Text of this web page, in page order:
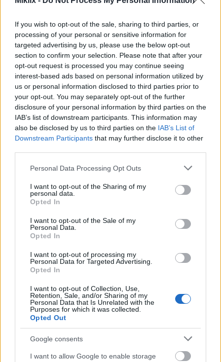
If you wish to opt-out of the sale, sharing to third parties, or
processing of your personal or sensitive information for
targeted advertising by us, please use the below opt-out
section to confirm your selection. Please note that after your
opt-out request is processed you may continue seeing
interest-based ads based on personal information utilized by
us or personal information disclosed to third parties prior to
your opt-out. You may separately opt-out of the further
disclosure of your personal information by third parties on the
IAB’s list of downstream participants. This information may
also be disclosed by us to third parties on the IAB’s List of
Downstream Participants that may further disclose it to other
Please note that this website/app uses one or more Google
not limited to your visit or usage behaviour. You may click to
grant or deny consent to Google and its third-party tags to
use your data for below specified purposes in below Google
consent section.
Personal Data Processing Opt Outs
I want to opt-out of the Sharing of my
personal data.
Opted In
I want to opt-out of the Sale of my
Personal Data.
Opted In
I want to opt-out of processing my
Personal Data for Targeted Advertising.
Opted In
I want to opt-out of Collection, Use,
Retention, Sale, and/or Sharing of my
Personal Data that Is Unrelated with the
Purposes for which it was collected.
Opted Out
Google consents
I want to allow Google to enable storage
bossu ;-)
Ako vam se svidio ovaj video, lajkajte ga i pretplatite
se naYouTubeu, što ga čini totalno sjajnim :-)
Umjetnost obožavatelja
inspirirana ovom borbom s
šefom
Umjetnička slika obožavatelja u anime stilu koja
prikazuje Potamnjelog u oklopu Crnog noža kako se
munja u Dubinama dubokog korijena iz Elden Ringa.
Kliknite ili dodirnite sliku za više informacija i veće
rezolucije.